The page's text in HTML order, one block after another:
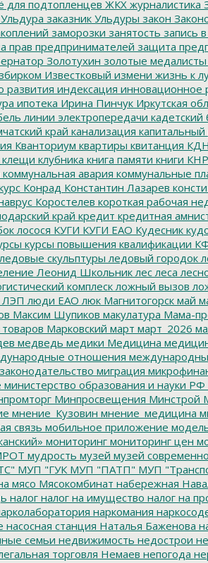
для подтопленцев ЖКХ журналистика
заказник Ульдуры закон
заморозки занятость запись
прав предпринимателей защита
Золотухин золотые медалисты
Известковый измени жизнь к
развития индексация инновационное
ипотека Ирина Пинчук Иркутская
линии электропередачи кадетский
край канализация
Кванториум квартиры квитанция КДН
клещи клубника книга памяти книги КНР
коммунальная авария коммунальные
Конрад Константин Лазарев
Коростелев короткая рабочая
край кредит кредитная
лосося КУГИ КУГИ ЕАО Кудесник
курсы повышения квалификации
ледовые скульптуры ледовый городок
Леонид Школьник лес леса
комплеск ложный вызов
ЛЭП люди ЕАО люк Магнитогорск май
Максим Шупиков макулатура Мама-
Марковский март март_2026
медведь медики Медицина
отношения
миграция
министерство образования и науки РФ
Минпросвещения Минстрой
мнение_Кузовин мнение_медицина
связь мобильное приложение
мониторинг мониторинг цен
мудрость музей музей
МУП "ГУК МУП "ПАТП" МУП
мясо Мясокомбинат набережная
налог налог на имущество налог на
наркомания
насосная станция Наталья Баженова
семьи недвижимость недострои
торговля Немаев непогода